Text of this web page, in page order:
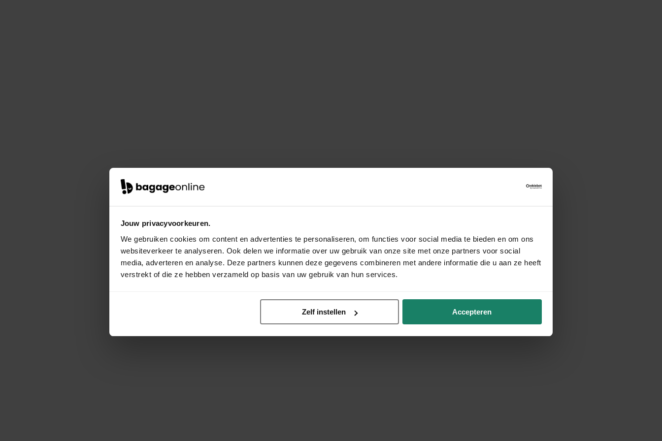
Jouw privacyvoorkeuren.
We gebruiken cookies om content en advertenties te personaliseren, om functies voor social media te bieden en om ons
websiteverkeer te analyseren. Ook delen we informatie over uw gebruik van onze site met onze partners voor social
media, adverteren en analyse. Deze partners kunnen deze gegevens combineren met andere informatie die u aan ze heeft
verstrekt of die ze hebben verzameld op basis van uw gebruik van hun services.
Zelf instellen Accepteren